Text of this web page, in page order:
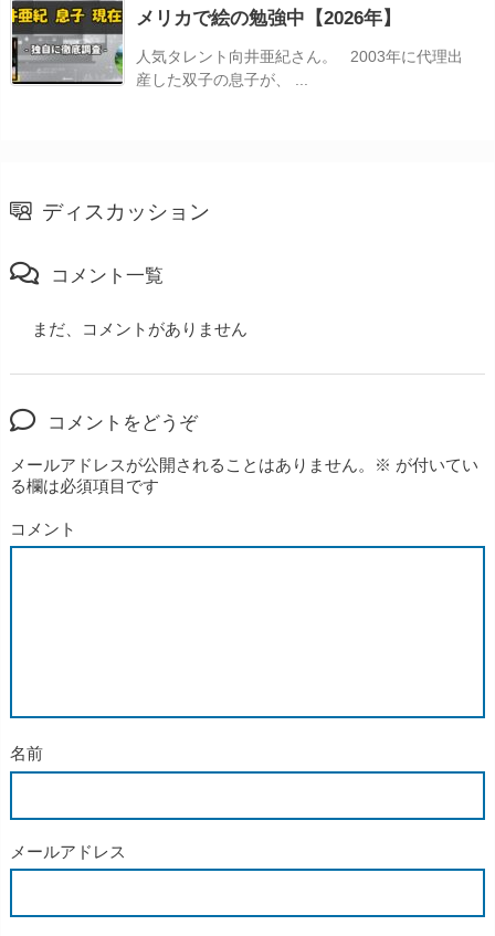
メリカで絵の勉強中【2026年】
人気タレント向井亜紀さん。 2003年に代理出
産した双子の息子が、 ...
ディスカッション
コメント一覧
まだ、コメントがありません
コメントをどうぞ
メールアドレスが公開されることはありません。 ※ が付いてい
る欄は必須項目です
コメント
名前
メールアドレス